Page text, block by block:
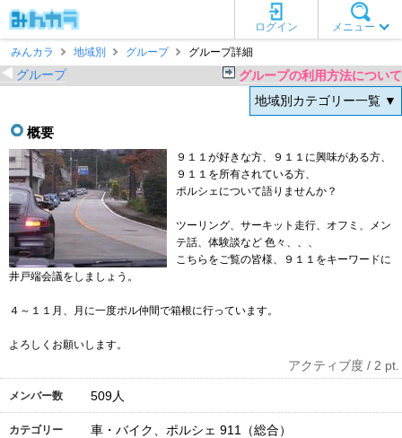
メニュー
ログイン
みんカラ
地域別 グループ グループ詳細
グループ
グループの利用方法について
地域別カテゴリー一覧 ▼
概要
９１１が好きな方、９１１に興味がある方、
９１１を所有されている方、
ポルシェについて語りませんか？
ツーリング、サーキット走行、オフミ、メン
テ話、体験談など 色々、、、
こちらをご覧の皆様、９１１をキーワードに
井戸端会議をしましょう。
４～１１月、月に一度ポル仲間で箱根に行っています。
よろしくお願いします。
アクティブ度 / 2 pt.
メンバー数 509人
カテゴリー 車・バイク、ポルシェ 911（総合）